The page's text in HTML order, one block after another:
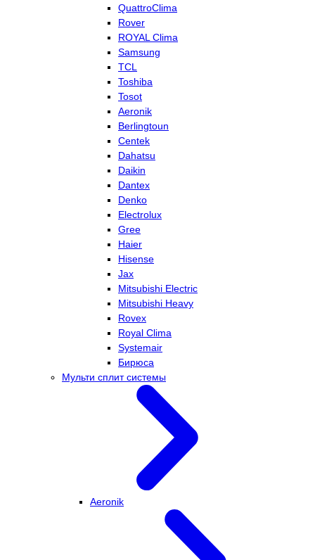
QuattroClima
Rover
ROYAL Clima
Samsung
TCL
Toshiba
Tosot
Aeronik
Berlingtoun
Centek
Dahatsu
Daikin
Dantex
Denko
Electrolux
Gree
Haier
Hisense
Jax
Mitsubishi Electric
Mitsubishi Heavy
Rovex
Royal Clima
Systemair
Бирюса
Мульти сплит системы
Aeronik